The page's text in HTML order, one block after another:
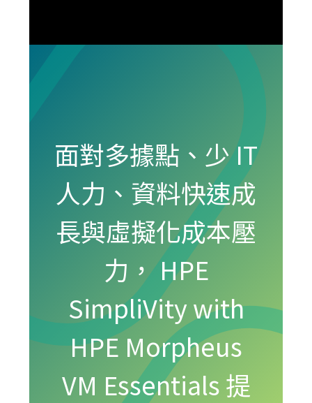
面對多據點、少 IT
人力、資料快速成
長與虛擬化成本壓
力， HPE
SimpliVity with
HPE Morpheus
VM Essentials 提